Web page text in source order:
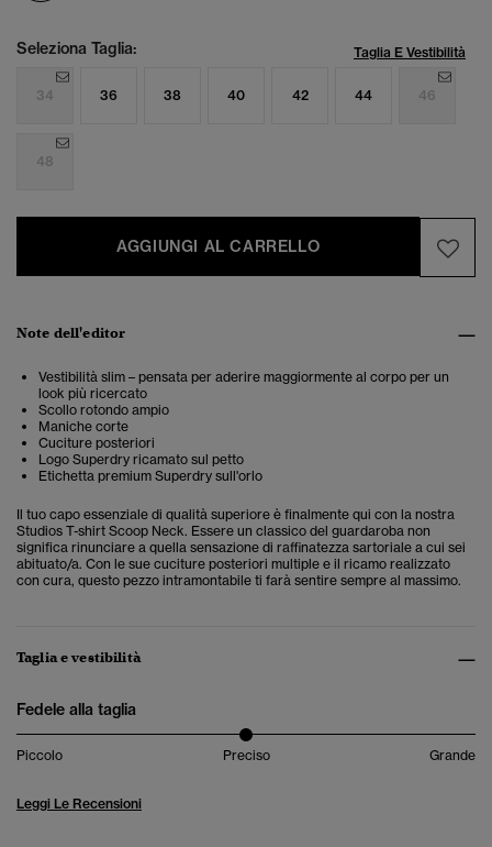
Seleziona Taglia: Taglia E Vestibilità
34 36 38 40 42 44 46
48
AGGIUNGI AL CARRELLO
Note dell'editor
Vestibilità slim – pensata per aderire maggiormente al corpo per un
look più ricercato
Scollo rotondo ampio
Maniche corte
Cuciture posteriori
Logo Superdry ricamato sul petto
Etichetta premium Superdry sull'orlo
Il tuo capo essenziale di qualità superiore è finalmente qui con la nostra
Studios T-shirt Scoop Neck. Essere un classico del guardaroba non
significa rinunciare a quella sensazione di raffinatezza sartoriale a cui sei
abituato/a. Con le sue cuciture posteriori multiple e il ricamo realizzato
con cura, questo pezzo intramontabile ti farà sentire sempre al massimo.
Taglia e vestibilità
Fedele alla taglia
Piccolo Preciso Grande
Leggi Le Recensioni